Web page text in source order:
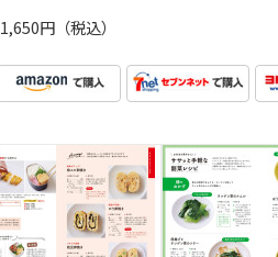
1,650円（税込）